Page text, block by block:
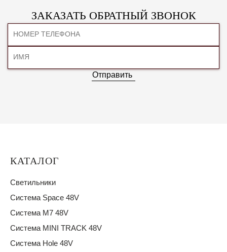
ЗАКАЗАТЬ ОБРАТНЫЙ ЗВОНОК
Отправить
КАТАЛОГ
Светильники
Система Space 48V
Система M7 48V
Система MINI TRACK 48V
Система Hole 48V